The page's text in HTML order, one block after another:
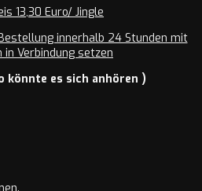
13,30 Euro/ Jingle
innerhalb 24 Stunden mit
in Verbindung setzen
könnte es sich anhören )